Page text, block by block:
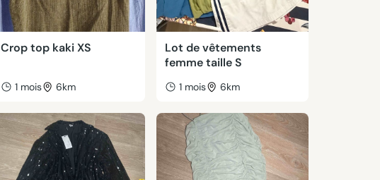
Crop top kaki XS
1 mois 6km
Lot de vêtements
femme taille S
1 mois 6km